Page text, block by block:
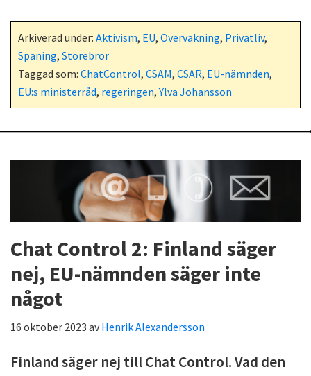
Arkiverad under: Aktivism, EU, Övervakning, Privatliv,
Spaning, Storebror
Taggad som: ChatControl, CSAM, CSAR, EU-nämnden,
EU:s ministerråd, regeringen,Ylva Johansson
Chat Control 2: Finland säger
nej, EU-nämnden säger inte
något
16 oktober 2023 avHenrik Alexandersson
Finland säger nej till Chat Control. Vad den